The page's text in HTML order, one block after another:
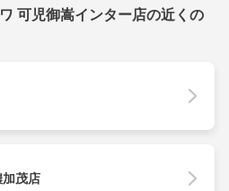
可児御嵩インター店の近くの
茂店